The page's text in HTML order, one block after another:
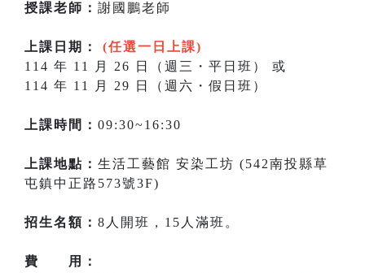
授課老師： 謝國鵬老師
上課日期：
(任選一日上課)
114 年 11 月 26 日（週三・平日班） 或
114 年 11 月 29 日（週六・假日班）
上課時間： 09:30~16:30
上課地點： 生活工藝館 安染工坊 (542南投縣草
屯鎮中正路573號3F)
招生名額： 8人開班，15人滿班。
費 用：